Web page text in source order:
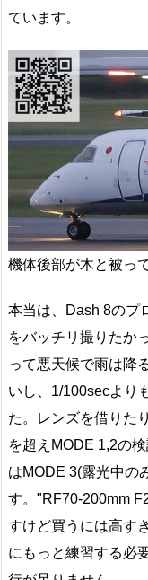
ています。
機体後部が木と被っ
本当は、Dash 8のプ
をバッチリ撮りたか
って悪天候で雨は降
いし、1/100secより
た。レンズを借りた
を超えMODE 1,2の
はMODE 3(露光中の
す。"RF70-200mm
すけど買うには高す
にもっと練習する必